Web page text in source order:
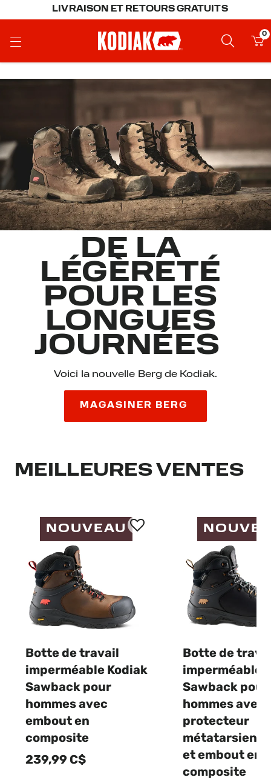
LIVRAISON ET RETOURS GRATUITS
0
DE LA
LÉGÈRETÉ
POUR LES
LONGUES
JOURNÉES
Voici la nouvelle Berg de Kodiak.
MAGASINER BERG
MEILLEURES VENTES
NOUVEAU
Botte de travail
imperméable Kodiak
Sawback pour
hommes avec
embout en
composite
239,99 C$
Botte de
imperméable
Sawback pour
hommes avec
protecteur
métatarsien
et embout en
composite